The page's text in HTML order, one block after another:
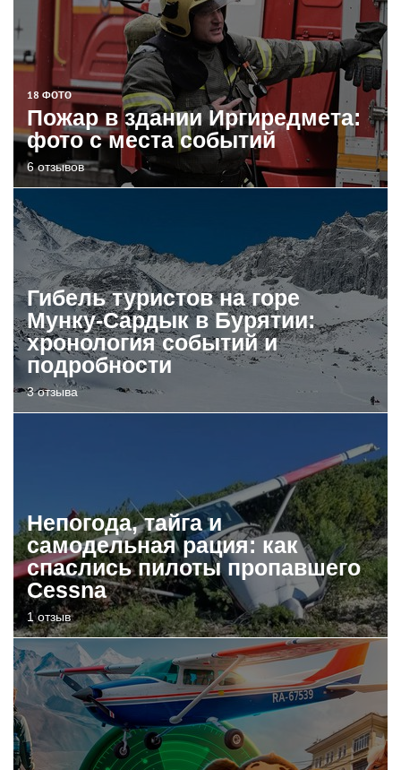
18 ФОТО
Пожар в здании Иргиредмета:
фото с места событий
6 отзывов
Гибель туристов на горе
Мунку-Сардык в Бурятии:
хронология событий и
подробности
3 отзыва
Непогода, тайга и
самодельная рация: как
спаслись пилоты пропавшего
Cessna
1 отзыв